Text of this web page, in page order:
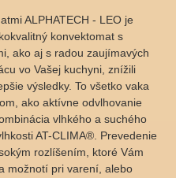
ALPHATECH - LEO je
konvektomat s
ako aj s radou zaujímavých
vo Vašej kuchyni, znížili
výsledky. To všetko vaka
ako aktívne odvlhovanie
vlhkého a suchého
AT-CLIMA®. Prevedenie
rozlíšením, ktoré Vám
možnotí pri varení, alebo